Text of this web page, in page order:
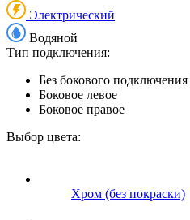
Электрический
Водяной
Тип подключения:
Без бокового подключения
Боковое левое
Боковое правое
Выбор цвета:
Хром (без покраски)